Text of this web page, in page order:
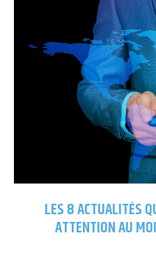
LES 8 ACTUALITÉS
ATTENTION AU